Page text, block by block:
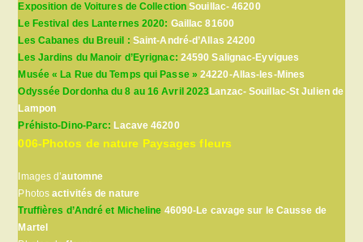
Exposition de Voitures de Collection Souillac- 46200
Le Festival des Lanternes 2020: Gaillac 81600
Les Cabanes du Breuil : Saint-André-d’Allas 24200
Les Jardins du Manoir d’Eyrignac: 24590 Salignac-Eyvigues
Musée « La Rue du Temps qui Passe » 24220-Allas-les-Mines
Odyssée Dordonha du 8 au 16 Avril 2023Lanzac- Souillac-St Julien de
Lampon
Préhisto-Dino-Parc: Lacave 46200
006-Photos de nature Paysages fleurs
Images d’automne
Photosactivités de nature
Truffières d’André et Micheline 46090-Le cavage sur le Causse de
Martel